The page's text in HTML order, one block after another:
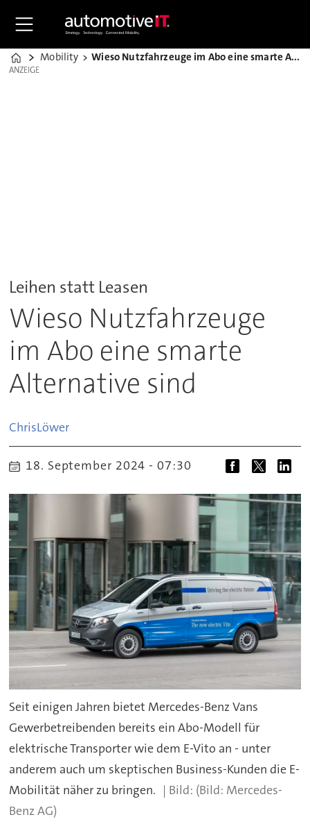
Home
Mobility Wieso Nutzfahrzeuge im Abo eine smarte Alternative sind
ANZEIGE
ANZEIGE
Leihen statt Leasen
Wieso Nutzfahrzeuge
im Abo eine smarte
Alternative sind
ChrisLöwer
18. September 2024 - 07:30
Seit einigen Jahren bietet Mercedes-Benz Vans
Gewerbetreibenden bereits ein Abo-Modell für
elektrische Transporter wie dem E-Vito an - unter
anderem auch um skeptischen Business-Kunden die E-
Mobilität näher zu bringen.
(Bild: Mercedes-
Benz AG)